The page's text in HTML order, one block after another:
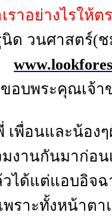
ราอย่างไรให้ต
ด วนศาสตร์(
อบพระคุณเจ้า
เพื่อนและน้อง
มงานกันมาก่อ
ได้แต่แอบอิจฉ
พราะทั้งหน้าต